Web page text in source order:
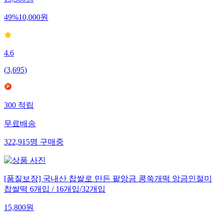
19,500원
49%10,000원
4.6
(3,695)
300적립
무료배송
322,915명구매중
[품질보장] 국내산 찹쌀로 만든 팥앙금 콩쑥개떡 앙금인절미
찹쌀떡 6개입 / 16개입/32개입
15,800원